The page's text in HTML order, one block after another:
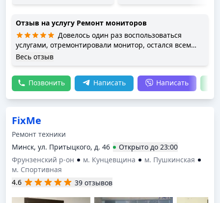
Отзыв на услугу Ремонт мониторов
Довелось один раз воспользоваться
услугами, отремонтировали монитор, остался всем
доволен
Весь отзыв
Позвонить Написать Написать
FixMe
Ремонт техники
Минск, ул. Притыцкого, д. 46
Открыто до 23:00
Фрунзенский р-он
м. Кунцевщина
м. Пушкинская
м. Спортивная
4.6
39 отзывов